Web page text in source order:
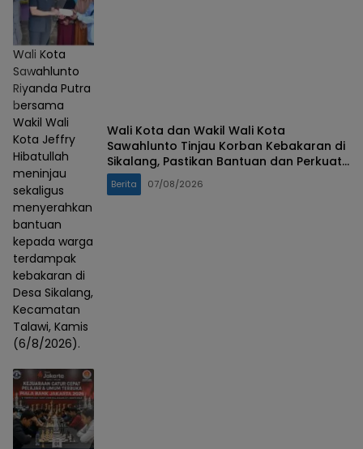
Wali Kota
Sawahlunto
Riyanda Putra
bersama
Wakil Wali
Kota Jeffry
Hibatullah
meninjau
sekaligus
menyerahkan
bantuan
kepada warga
terdampak
kebakaran di
Desa Sikalang,
Kecamatan
Talawi, Kamis
(6/8/2026).
Wali Kota dan Wakil Wali Kota
Sawahlunto Tinjau Korban Kebakaran di
Sikalang, Pastikan Bantuan dan Perkuat
Mitigasi Bencana
Berita 07/08/2026